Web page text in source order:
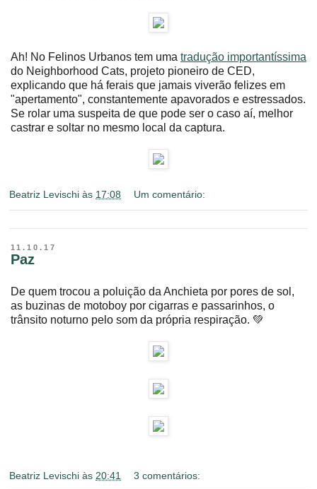
Ah! No Felinos Urbanos tem uma tradução importantíssima
do Neighborhood Cats, projeto pioneiro de CED,
explicando que há ferais que jamais viverão felizes em
"apertamento", constantemente apavorados e estressados.
Se rolar uma suspeita de que pode ser o caso aí, melhor
castrar e soltar no mesmo local da captura.
Beatriz Levischi às 17:08 Um comentário:
11.10.17
Paz
De quem trocou a poluição da Anchieta por pores de sol,
as buzinas de motoboy por cigarras e passarinhos, o
trânsito noturno pelo som da própria respiração. 💚
Beatriz Levischi às 20:41 3 comentários: